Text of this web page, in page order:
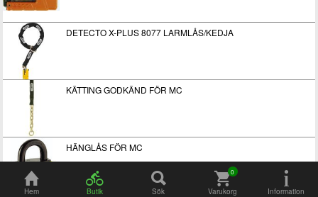
DETECTO X-PLUS 8077 LARMLÅS/KEDJA
KÄTTING GODKÄND FÖR MC
HÄNGLÅS FÖR MC
Hem Butik Sök Varukorg Information